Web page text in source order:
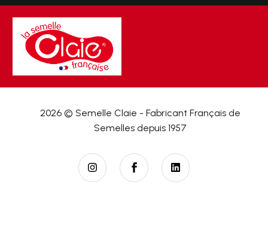
2026 © Semelle Claie - Fabricant Français de
Semelles depuis 1957